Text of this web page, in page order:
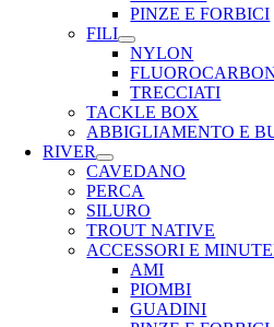
PINZE E FORBICI
FILI
NYLON
TRECCIATI
TACKLE BOX
ABBIGLIAMENTO E
RIVER
CAVEDANO
PERCA
SILURO
TROUT NATIVE
ACCESSORI E
AMI
PIOMBI
GUADINI